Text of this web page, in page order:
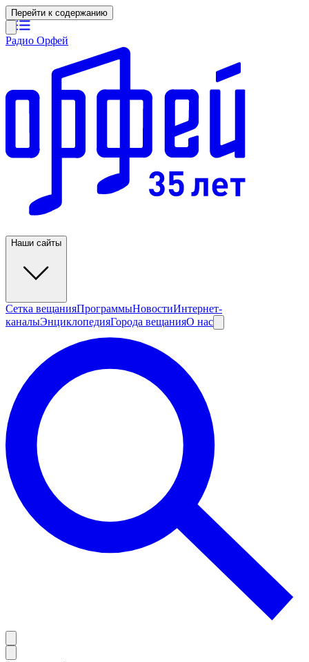
Перейти к содержанию
Радио Орфей
Наши сайты
Сетка вещанияПрограммыНовостиИнтернет-
каналыЭнциклопедияГорода вещанияО нас